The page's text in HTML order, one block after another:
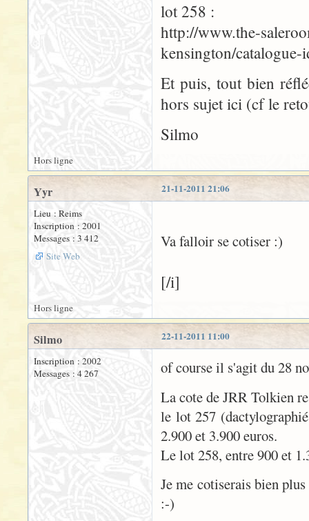
lot 258 :
http://www.the-
kensington/
Et puis, tout bien
hors sujet ici (cf le
Silmo
Hors ligne
21-11-2011 21:06
Yyr
Lieu : Reims
Inscription : 2001
Messages : 3 412
Site Web
Va falloir se cotiser :)
[/i]
Hors ligne
22-11-2011 11:00
Silmo
Inscription : 2002
Messages : 4 267
of course il s'agit du 28
La cote de JRR Tolkien
le lot 257
2.900 et 3.900 euros.
Le lot 258, entre 900 et
Je me cotiserais bien
:-)